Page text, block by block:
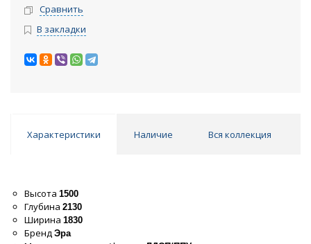
Сравнить
В закладки
Характеристики Наличие Вся коллекция
Высота 1500
Глубина 2130
Ширина 1830
Бренд Эра